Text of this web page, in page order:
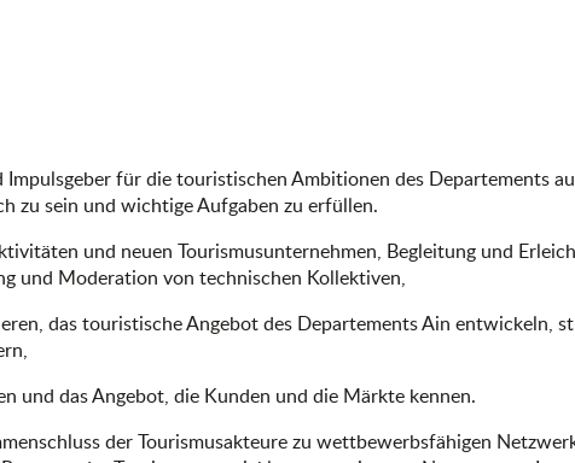
für die touristischen Ambitionen des Departements
zu sein und wichtige Aufgaben zu erfüllen.
und neuen Tourismusunternehmen, Begleitung und
und Moderation von technischen Kollektiven,
das touristische Angebot des Departements Ain entwickeln,
und das Angebot, die Kunden und die Märkte kennen.
der Tourismusakteure zu wettbewerbsfähigen